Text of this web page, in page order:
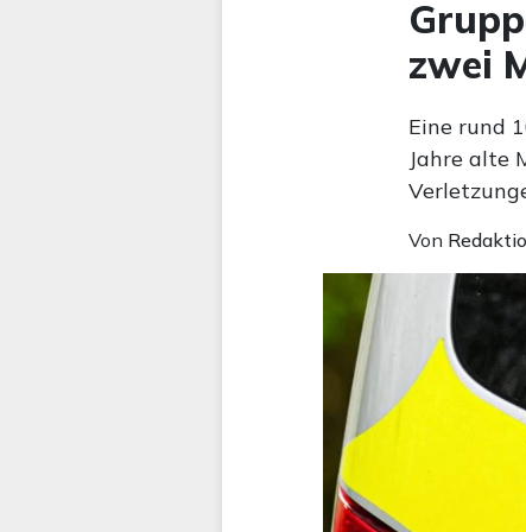
zwei
Eine rund
Jahre alte
Von